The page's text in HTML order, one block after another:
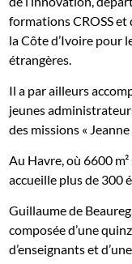
formations CROSS
la Côte d’Ivoire pour
étrangères.
Il a par ailleurs
jeunes
des missions « Jeanne
Au Havre, où 6600 m²
accueille plus de 300
Guillaume de
composée d’une
d’enseignants et